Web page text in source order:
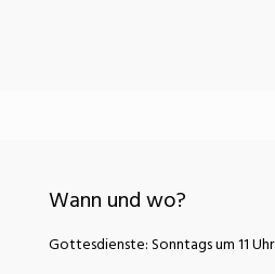
Wann und wo?
Gottesdienste: Sonntags um 11 Uhr